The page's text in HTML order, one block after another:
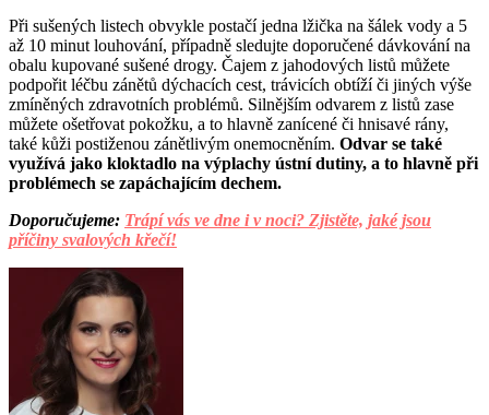
Při sušených listech obvykle postačí jedna lžička na šálek vody a 5
až 10 minut louhování, případně sledujte doporučené dávkování na
obalu kupované sušené drogy. Čajem z jahodových listů můžete
podpořit léčbu zánětů dýchacích cest, trávicích obtíží či jiných výše
zmíněných zdravotních problémů. Silnějším odvarem z listů zase
můžete ošetřovat pokožku, a to hlavně zanícené či hnisavé rány,
také kůži postiženou zánětlivým onemocněním. Odvar se také
využívá jako kloktadlo na výplachy ústní dutiny, a to hlavně při
problémech se zapáchajícím dechem.
Doporučujeme: Trápí vás ve dne i v noci? Zjistěte, jaké jsou
příčiny svalových křečí!